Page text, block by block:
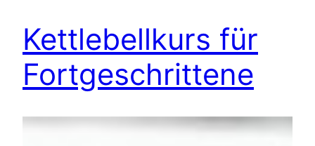
Kettlebellkurs für
Fortgeschrittene